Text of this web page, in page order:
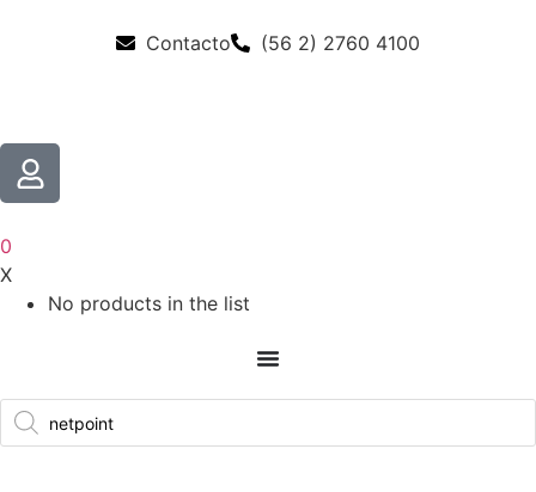
Contacto (56 2) 2760 4100
0
X
No products in the list